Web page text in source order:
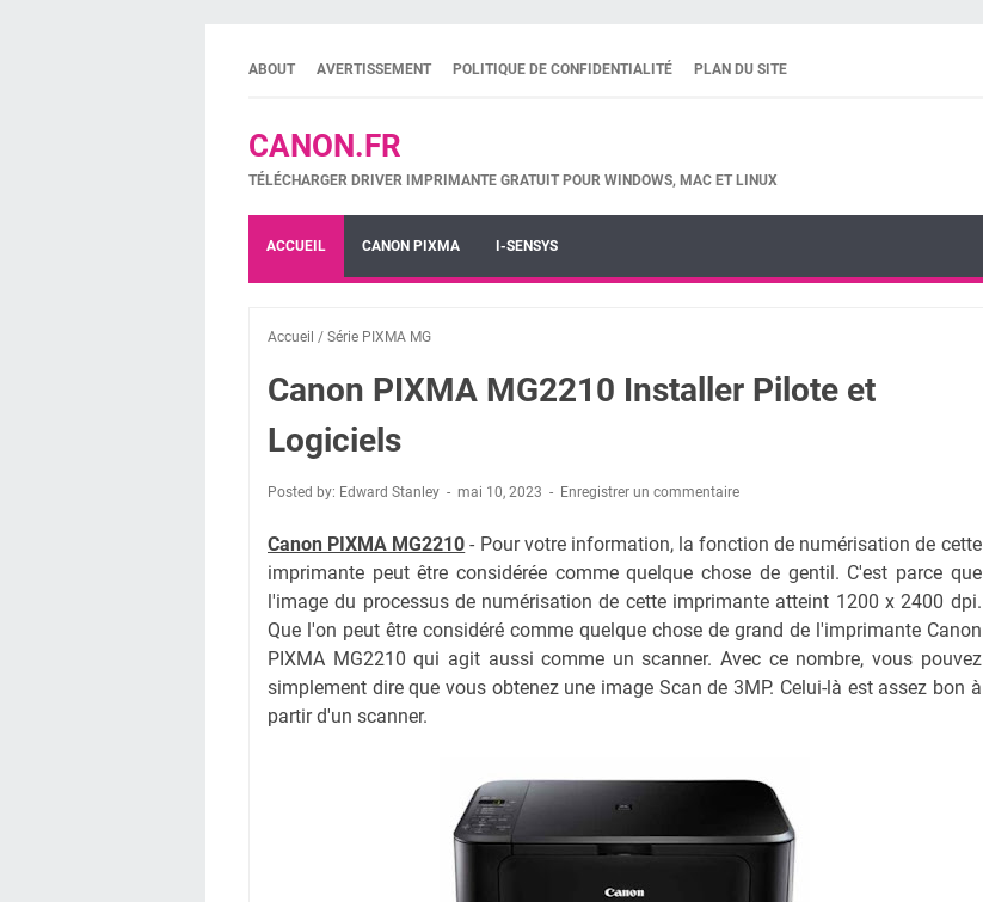
ABOUT AVERTISSEMENT POLITIQUE DE CONFIDENTIALITÉ PLAN DU SITE
CANON.FR
TÉLÉCHARGER DRIVER IMPRIMANTE GRATUIT POUR WINDOWS, MAC ET LINUX
ACCUEIL CANON PIXMA I-SENSYS
Accueil / Série PIXMA MG
Canon PIXMA MG2210 Installer Pilote et
Logiciels
Posted by: Edward Stanley mai 10, 2023 Enregistrer un commentaire
Canon PIXMA MG2210 - Pour votre information, la fonction de numérisation de cette
imprimante peut être considérée comme quelque chose de gentil. C'est parce que
l'image du processus de numérisation de cette imprimante atteint 1200 x 2400 dpi.
Que l'on peut être considéré comme quelque chose de grand de l'imprimante Canon
PIXMA MG2210 qui agit aussi comme un scanner. Avec ce nombre, vous pouvez
simplement dire que vous obtenez une image Scan de 3MP. Celui-là est assez bon à
partir d'un scanner.